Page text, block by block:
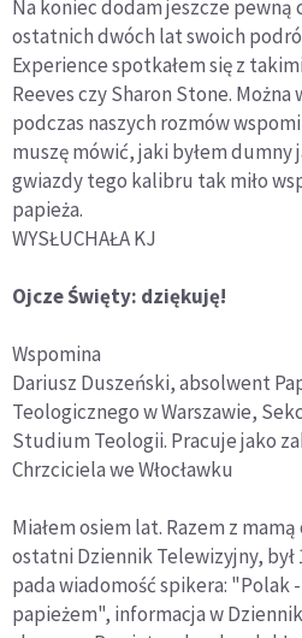
Na koniec dodam jeszcze pewną
ostatnich dwóch lat swoich
Experience spotkałem się z
Reeves czy Sharon Stone.
podczas naszych rozmów
muszę mówić, jaki byłem dumny
gwiazdy tego kalibru tak miło
papieża.
WYSŁUCHAŁA KJ
Ojcze Święty: dziękuję!
Wspomina
Dariusz Duszeński, absolwent
Teologicznego w Warszawie,
Studium Teologii. Pracuje jako
Chrzciciela we Włocławku
Miałem osiem lat. Razem z
ostatni Dziennik Telewizyjny, był
pada wiadomość spikera: "Polak -
papieżem", informacja w